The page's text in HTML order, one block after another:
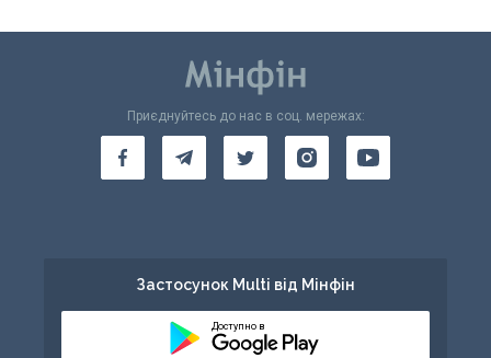
Приєднуйтесь до нас в соц. мережах:
Застосунок Multi від Мінфін
Доступно в